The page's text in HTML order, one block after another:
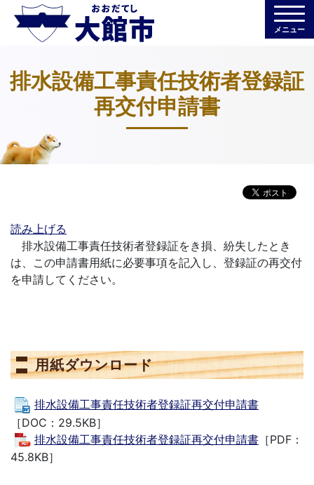
メニュー
排水設備工事責任技術者登録証
再交付申請書
読み上げる
排水設備工事責任技術者登録証をき損、紛失したとき
は、この申請書用紙に必要事項を記入し、登録証の再交付
を申請してください。
用紙ダウンロード
排水設備工事責任技術者登録証再交付申請書
［DOC：29.5KB］
排水設備工事責任技術者登録証再交付申請書 ［PDF：
45.8KB］